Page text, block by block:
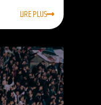
LIRE PLUS